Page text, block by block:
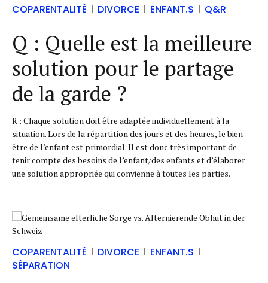
COPARENTALITÉ DIVORCE ENFANT.S Q&R
Q : Quelle est la meilleure
solution pour le partage
de la garde ?
R : Chaque solution doit être adaptée individuellement à la
situation. Lors de la répartition des jours et des heures, le bien-
être de l’enfant est primordial. Il est donc très important de
tenir compte des besoins de l’enfant/des enfants et d’élaborer
une solution appropriée qui convienne à toutes les parties.
COPARENTALITÉ DIVORCE
ENFANT.S
SÉPARATION